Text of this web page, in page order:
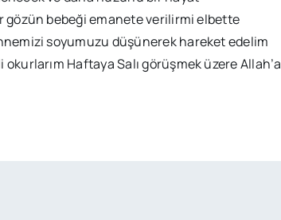
gözün bebeği emanete verilirmi elbette
soyumuzu düşünerek hareket edelim
Haftaya Salı görüşmek üzere Allah’a